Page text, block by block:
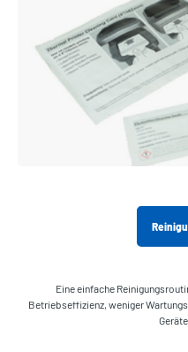
Eine einfache
Betriebseffizienz, weniger